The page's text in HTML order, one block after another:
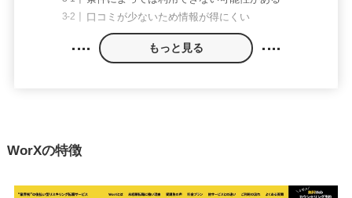
口コミが少ないため情報が得にくい
もっと見る
WorXの特徴